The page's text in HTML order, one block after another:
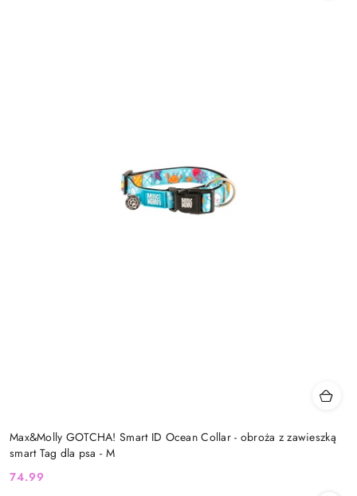
Max&Molly GOTCHA! Smart ID Ocean Collar - obroża z zawieszką
smart Tag dla psa - M
Cena:
74.99